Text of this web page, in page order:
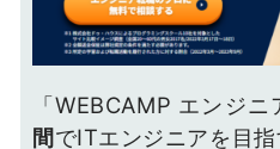
「WEBCAMP エンジ
間でITエンジニアを目指